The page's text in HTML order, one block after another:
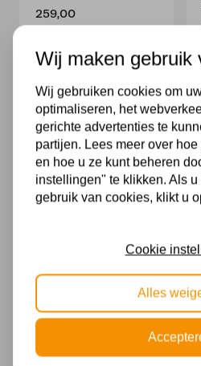
Wij maken gebruik
Wij gebruiken cookies om
optimaliseren, het
gerichte advertenties te
partijen. Lees meer over
en hoe u ze kunt beheren
instellingen" te klikken. Als
gebruik van cookies, klikt u
Cookie
Alles
259,00
Hanglamp Riva